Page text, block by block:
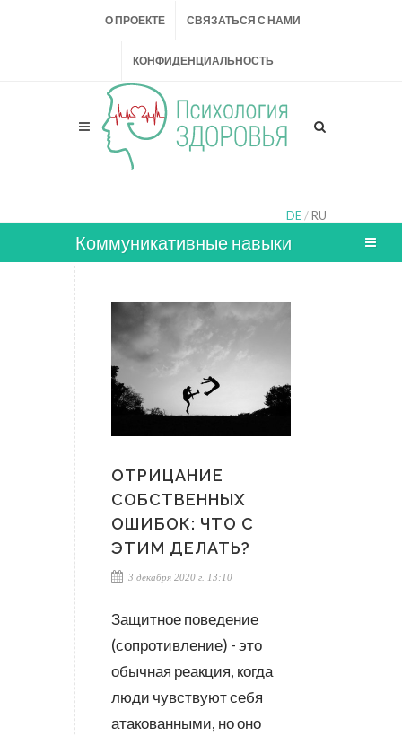
О ПРОЕКТЕ СВЯЗАТЬСЯ С НАМИ
КОНФИДЕНЦИАЛЬНОСТЬ
DE /RU
Коммуникативные навыки
ОТРИЦАНИЕ
СОБСТВЕННЫХ
ОШИБОК: ЧТО С
ЭТИМ ДЕЛАТЬ?
3 декабря 2020 г. 13:10
Защитное поведение
(сопротивление) - это
обычная реакция, когда
люди чувствуют себя
атакованными, но оно